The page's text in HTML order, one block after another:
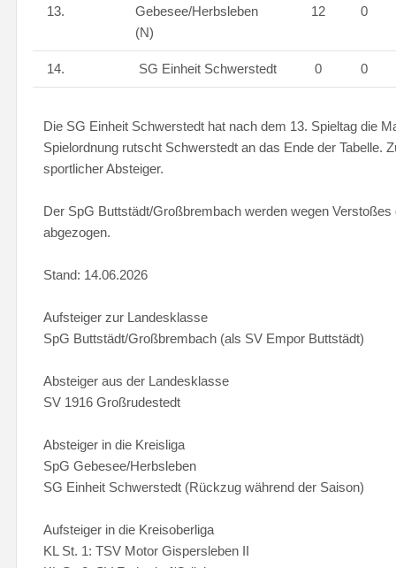
13.
Gebesee/Herbsleben
(N)
12 0
14. SG Einheit Schwerstedt 0 0
Die SG Einheit Schwerstedt hat nach dem 13. Spieltag die
Spielordnung rutscht Schwerstedt an das Ende der Tabelle.
sportlicher Absteiger.
Der SpG Buttstädt/Großbrembach werden wegen
abgezogen.
Stand: 14.06.2026
Aufsteiger zur Landesklasse
SpG Buttstädt/Großbrembach (als SV Empor Buttstädt)
Absteiger aus der Landesklasse
SV 1916 Großrudestedt
Absteiger in die Kreisliga
SpG Gebesee/Herbsleben
SG Einheit Schwerstedt (Rückzug während der Saison)
Aufsteiger in die Kreisoberliga
KL St. 1: TSV Motor Gispersleben II